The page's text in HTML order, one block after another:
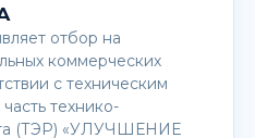
отбор на
коммерческих
с техническим
технико-
(ТЭР) «УЛУЧШЕНИЕ